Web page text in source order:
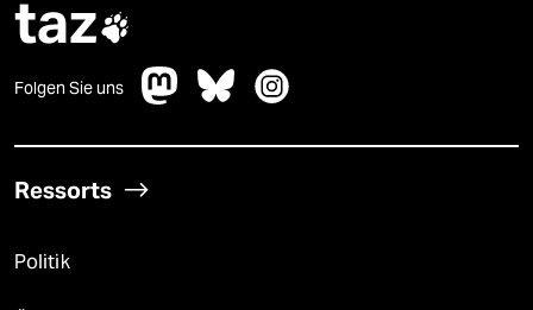
taz
Folgen Sie uns
Ressorts
Politik